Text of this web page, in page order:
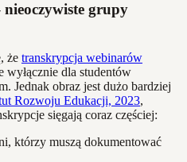
grupy
że transkrypcja webinarów
wyłącznie dla studentów
Jednak obraz jest dużo bardziej
Rozwoju Edukacji, 2023,
sięgają coraz częściej:
którzy muszą dokumentować